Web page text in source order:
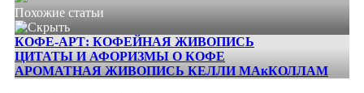
Похожие статьи
КОФЕ-АРТ: КОФЕЙНАЯ ЖИВОПИСЬ
ЦИТАТЫ И АФОРИЗМЫ О КОФЕ
АРОМАТНАЯ ЖИВОПИСЬ КЕЛЛИ МАкКОЛЛАМ